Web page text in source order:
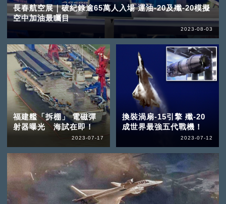
長春航空展｜破紀錄逾65萬人入場 運油-20及殲-20模擬
空中加油最矚目
2023-08-03
福建艦「拆棚」 電磁彈
射器曝光 海試在即！
2023-07-17
換裝渦扇-15引擎 殲-20
成世界最強五代戰機！
2023-07-12